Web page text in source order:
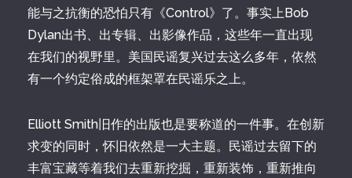
能与之抗衡的恐怕只有《Control》了。事实上Bob
Dylan出书、出专辑、出影像作品，这些年一直出现
在我们的视野里。美国民谣复兴过去这么多年，依然
有一个约定俗成的框架罩在民谣乐之上。
Elliott Smith旧作的出版也是要称道的一件事。在创新
求变的同时，怀旧依然是一大主题。民谣过去留下的
丰富宝藏等着我们去重新挖掘，重新装饰，重新推向